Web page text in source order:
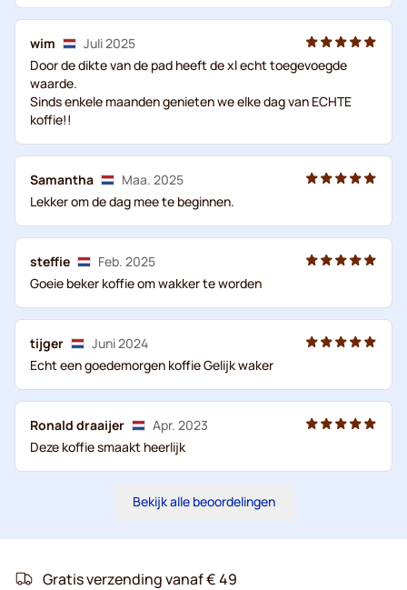
wim
Juli 2025
Door de dikte van de pad heeft de xl echt toegevoegde
waarde.
Sinds enkele maanden genieten we elke dag van ECHTE
koffie!!
Samantha
Maa. 2025
Lekker om de dag mee te beginnen.
steffie
Feb. 2025
Goeie beker koffie om wakker te worden
tijger
Juni 2024
Echt een goedemorgen koffie Gelijk waker
Ronald draaijer
Apr. 2023
Deze koffie smaakt heerlijk
Bekijk alle beoordelingen
Gratis verzending vanaf € 49